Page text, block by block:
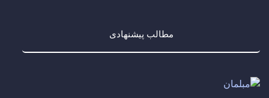
مطالب پیشنهادی